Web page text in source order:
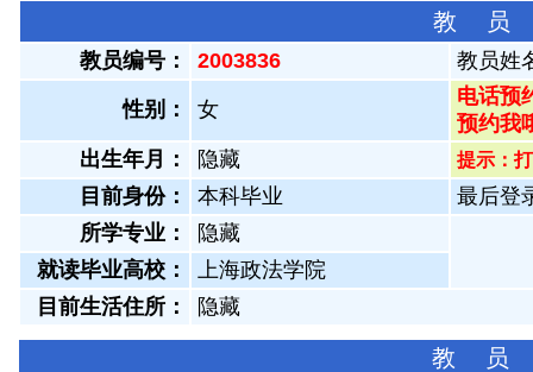
教 员
教员编号： 2003836 教员姓
性别： 女
电话预
预约我
出生年月：
隐藏 提示：
目前身份： 本科毕业
最后登
所学专业：
隐藏
就读毕业高校：
上海政法学院
目前生活住所：
隐藏
教 员